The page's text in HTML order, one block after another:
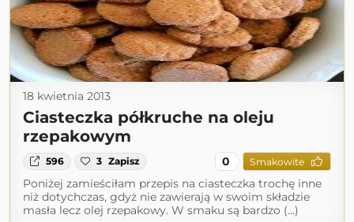
18 kwietnia 2013
Ciasteczka półkruche na oleju
rzepakowym
596 3 Zapisz 0 Smakowite
Poniżej zamieściłam przepis na ciasteczka trochę inne
niż dotychczas, gdyż nie zawierają w swoim składzie
masła lecz olej rzepakowy. W smaku są bardzo (...)